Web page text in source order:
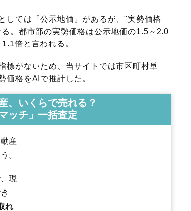
しては「公示地価」があるが、"実勢価格
。都市部の実勢価格は公示地価の1.5～2.0
倍と言われる。
標がないため、当サイトでは市区町村単
価格をAIで推計した。
、いくらで売れる？
ッチ」一括査定
産
。
現
れ